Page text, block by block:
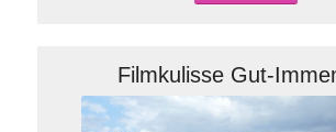
Filmkulisse Gut-